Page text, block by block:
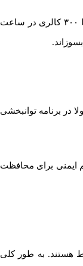
شواهد حاکی از آن است که بر اساس نوع بدن افراد، با دوچرخه سواری متوسط ​​می توان تا ۳۰۰ کالری در ساعت
در برنامه توانبخشی
ایمنی برای محافظت
هستند. به طور کلی